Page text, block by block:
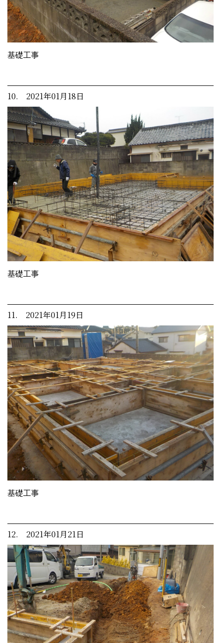
基礎工事
10. 2021年01月18日
基礎工事
11. 2021年01月19日
基礎工事
12. 2021年01月21日